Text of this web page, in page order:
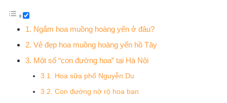
1. Ngắm hoa muồng hoàng yến ở đâu?
2. Vẻ đẹp hoa muồng hoàng yến hồ Tây
3. Một số “con đường hoa” tại Hà Nội
3.1. Hoa sữa phố Nguyễn Du
3.2. Con đường nở rộ hoa ban